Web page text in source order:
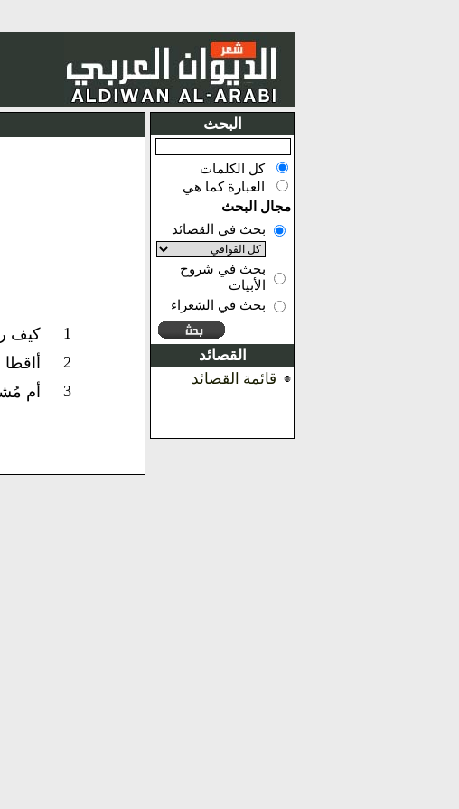
البحث
كل الكلمات
العبارة كما هي
مجال البحث
بحث في القصائد
بحث في شروح
الأبيات
بحث في الشعراء
القصائد
قائمة القصائد
1
كيف
2
3
أم